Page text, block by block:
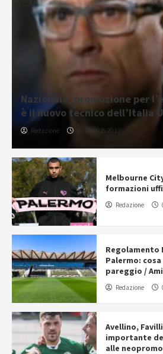
Nazionale, promozione per
è il nuovo tecnico dell’Italia
Redazione 07/08/2026 20:12
Melbourne
formazioni
Redazione
Regolamento
Palermo:
pareggio /
Redazione
Avellino,
importante
alle